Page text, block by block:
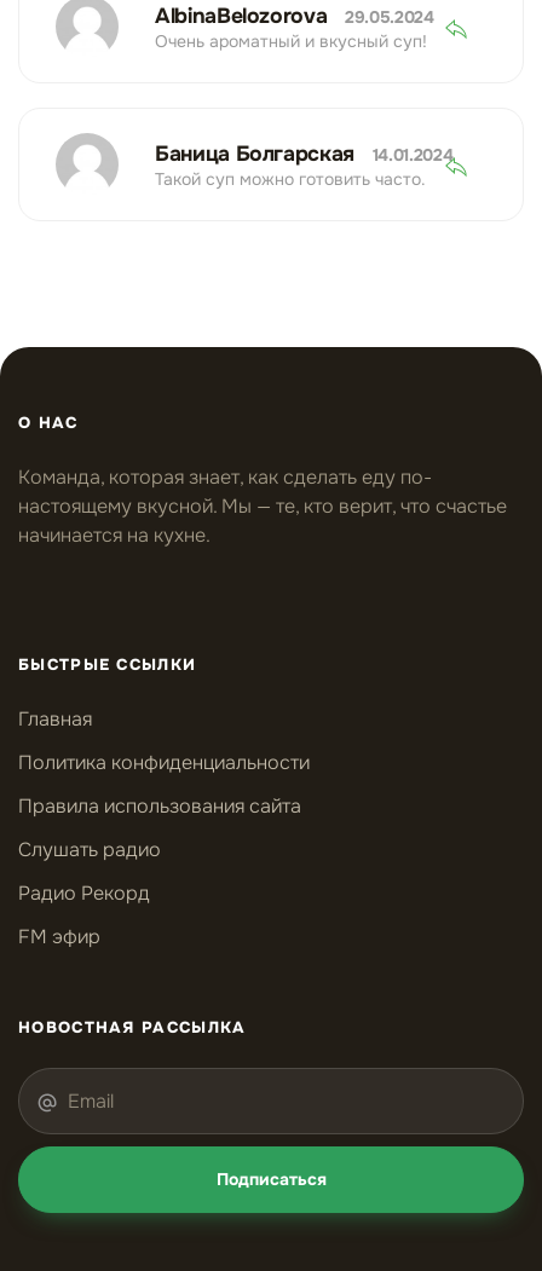
AlbinaBelozorova
29.05.2024
Очень ароматный и вкусный суп!
Баница Болгарская
14.01.2024
Такой суп можно готовить часто.
О НАС
Команда, которая знает, как сделать еду по-
настоящему вкусной. Мы — те, кто верит, что счастье
начинается на кухне.
БЫСТРЫЕ ССЫЛКИ
Главная
Политика конфиденциальности
Правила использования сайта
Слушать радио
Радио Рекорд
FM эфир
НОВОСТНАЯ РАССЫЛКА
Подписаться